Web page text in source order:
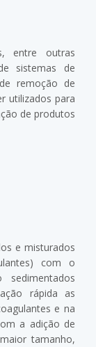
entre outras
sistemas de
remoção de
utilizados para
de produtos
e misturados
com o
rápida as
e na
a adição de
tamanho,